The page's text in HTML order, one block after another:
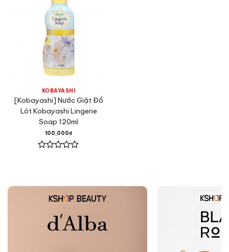
KOBAYASHI
[Kobayashi] Nước Giặt Đồ
Lót Kobayashi Lingerie
Soap 120ml
100,000₫
sao